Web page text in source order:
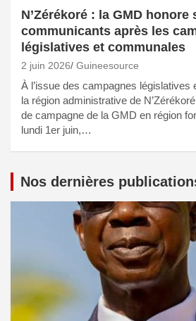
N’Zérékoré : la GMD honore
communicants après les
législatives et communales
2 juin 2026 Guineesource
À l’issue des campagnes législatives
la région administrative de
de campagne de la GMD en région
lundi 1er juin,…
Nos dernières